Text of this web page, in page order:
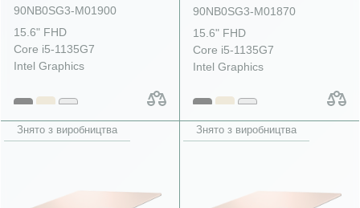
90NB0SG3-M01900
15.6" FHD
Core i5-1135G7
Intel Graphics
90NB0SG3-M01870
15.6" FHD
Core i5-1135G7
Intel Graphics
Знято з виробництва Знято з виробництва